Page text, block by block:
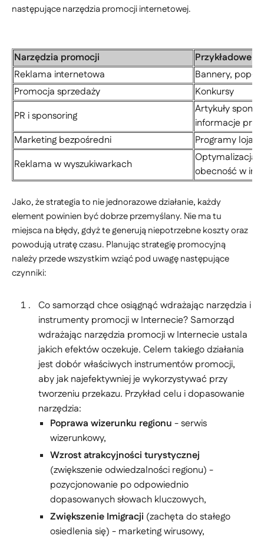
następujące narzędzia promocji internetowej.
Narzędzia promocji
Przykładowe
Reklama internetowa
Bannery, pop-
Promocja sprzedaży
Konkursy
PR i sponsoring
Artykuły
informacje
Marketing bezpośredni
Programy
Reklama w wyszukiwarkach
Optymalizacja
obecność w
Jako, że strategia to nie jednorazowe działanie, każdy
element powinien być dobrze przemyślany. Nie ma tu
miejsca na błędy, gdyż te generują niepotrzebne koszty oraz
powodują utratę czasu. Planując strategię promocyjną
należy przede wszystkim wziąć pod uwagę następujące
czynniki:
Co samorząd chce osiągnąć wdrażając narzędzia i
instrumenty promocji w Internecie? Samorząd
wdrażając narzędzia promocji w Internecie ustala
jakich efektów oczekuje. Celem takiego działania
jest dobór właściwych instrumentów promocji,
aby jak najefektywniej je wykorzystywać przy
tworzeniu przekazu. Przykład celu i dopasowanie
narzędzia:
Poprawa wizerunku regionu - serwis
wizerunkowy,
Wzrost atrakcyjności turystycznej
(zwiększenie odwiedzalności regionu) -
pozycjonowanie po odpowiednio
dopasowanych słowach kluczowych,
Zwiększenie Imigracji (zachęta do stałego
osiedlenia się) - marketing wirusowy,